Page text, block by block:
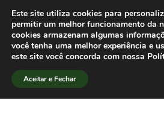
Diretor da Assessoria de
do Governo do Estado
Carlos Costa para
do Governo Estadual.
[/lang_pt]
Este site utiliza cookies para
permitir um melhor funcionamento da
cookies armazenam algumas
você tenha uma melhor experiência e
este site você concorda com nossa
Aceitar e Fechar